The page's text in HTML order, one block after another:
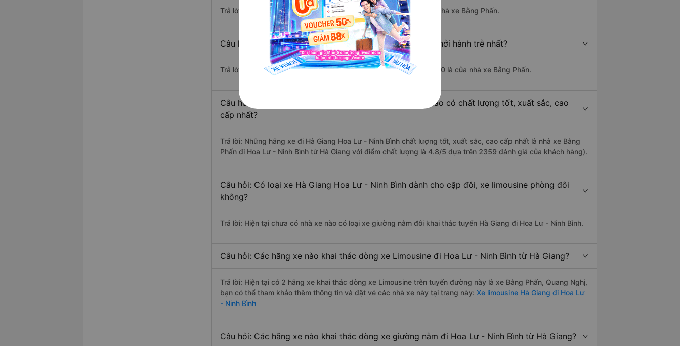
Trả lời: Chuyến xe có giờ xuất phát sớm nhất vào lúc 7:30 là của nhà xe Bằng Phấn.
Câu hỏi: Nhà xe đi Hoa Lư - Ninh Bình từ Hà Giang nào khởi hành trễ nhất?
Trả lời: Chuyến xe có giờ xuất phát trễ (muộn) nhất là vào lúc 20:10 là của nhà xe Bằng Phấn.
Câu hỏi: Review xe đi Hoa Lư - Ninh Bình từ Hà Giang nào có chất lượng tốt, xuất sắc, cao
cấp nhất?
Trả lời: Những hãng xe đi Hà Giang Hoa Lư - Ninh Bình chất lượng tốt, xuất sắc, cao cấp nhất là nhà xe Bằng
Phấn đi Hoa Lư - Ninh Bình từ Hà Giang với điểm chất lượng là 4.8/5 dựa trên 2359 đánh giá của khách hàng).
Câu hỏi: Có loại xe Hà Giang Hoa Lư - Ninh Bình dành cho cặp đôi, xe limousine phòng đôi
không?
Trả lời: Hiện tại chưa có nhà xe nào có loại xe giường nằm đôi khai thác tuyến Hà Giang đi Hoa Lư - Ninh Bình.
Câu hỏi: Các hãng xe nào khai thác dòng xe Limousine đi Hoa Lư - Ninh Bình từ Hà Giang?
Trả lời: Hiện tại có 2 hãng xe khai thác dòng xe Limousine trên tuyến đường này là xe Bằng Phấn, Quang Nghị,
bạn có thể tham khảo thêm thông tin và đặt vé các nhà xe này tại trang này: Xe limousine Hà Giang đi Hoa Lư
- Ninh Bình
Câu hỏi: Các hãng xe nào khai thác dòng xe giường nằm đi Hoa Lư - Ninh Bình từ Hà Giang?